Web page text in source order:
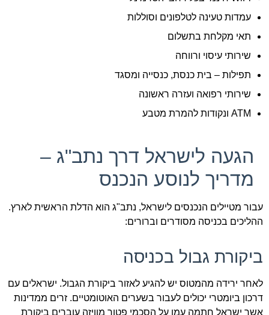
עמדות טעינה לטלפונים וסוללות
תאי מקלחת בתשלום
שירותי עיסוי ורווחה
תפילות – בית כנסת, כנסייה ומסגד
שירותי רפואה ועזרה ראשונה
ATM ונקודות להמרת מטבע
הגעה לישראל דרך נתב"ג –
מדריך לנוסע הנכנס
עבור מטיילים הנכנסים לישראל, נתב"ג הוא הדלת הראשית לארץ.
ההליכים בכניסה מסודרים וברורים:
ביקורת גבול בכניסה
לאחר ירידה מהמטוס יש להגיע לאזור ביקורת הגבול. ישראלים עם
דרכון ביומטרי יכולים לעבור בשערים האוטומטיים. זרים ממדינות
אשר ישראל חתמה עמן על הסכמי פטור מוויזה עוברים ביקורת